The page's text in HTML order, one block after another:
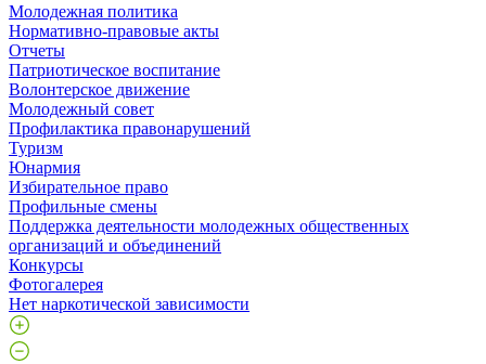
Молодежная политика
Нормативно-правовые акты
Отчеты
Патриотическое воспитание
Волонтерское движение
Молодежный совет
Профилактика правонарушений
Туризм
Юнармия
Избирательное право
Профильные смены
Поддержка деятельности молодежных общественных
организаций и объединений
Конкурсы
Фотогалерея
Нет наркотической зависимости